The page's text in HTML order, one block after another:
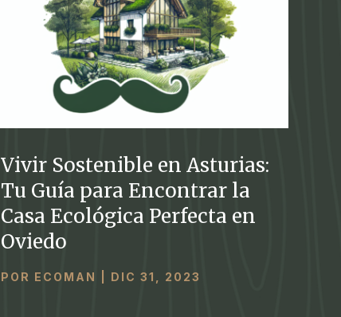
Vivir Sostenible en Asturias:
Tu Guía para Encontrar la
Casa Ecológica Perfecta en
Oviedo
POR ECOMAN DIC 31, 2023